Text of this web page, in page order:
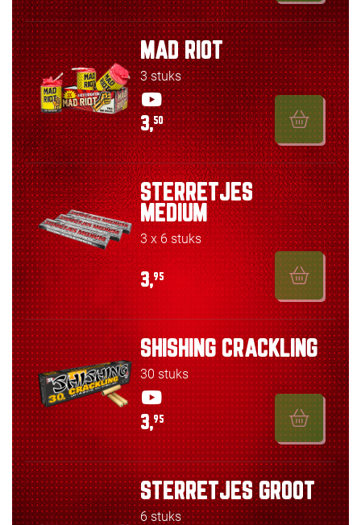
MAD RIOT
3 stuks
3,50
STERRETJES
MEDIUM
3 x 6 stuks
3,95
SHISHING CRACKLING
30 stuks
3,95
STERRETJES GROOT
6 stuks